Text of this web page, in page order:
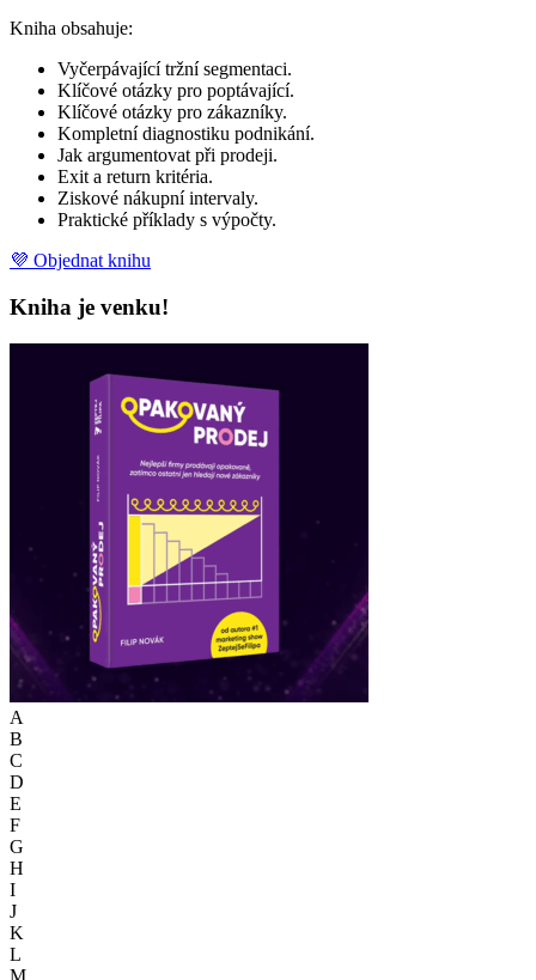
Kniha obsahuje:
Vyčerpávající tržní segmentaci.
Klíčové otázky pro poptávající.
Klíčové otázky pro zákazníky.
Kompletní diagnostiku podnikání.
Jak argumentovat při prodeji.
Exit a return kritéria.
Ziskové nákupní intervaly.
Praktické příklady s výpočty.
💜 Objednat knihu
Kniha je venku!
A
B
C
D
E
F
G
H
I
J
K
L
M